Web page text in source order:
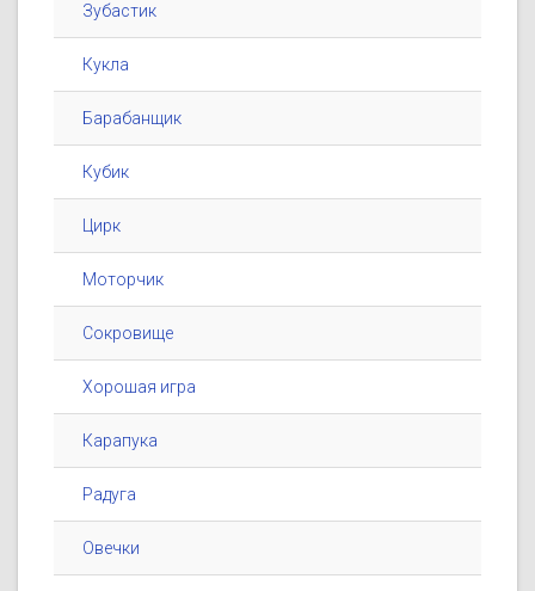
Зубастик
Кукла
Барабанщик
Кубик
Цирк
Моторчик
Сокровище
Хорошая игра
Карапука
Радуга
Овечки